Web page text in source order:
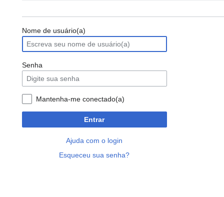
Nome de usuário(a)
Senha
Mantenha-me conectado(a)
Entrar
Ajuda com o login
Esqueceu sua senha?